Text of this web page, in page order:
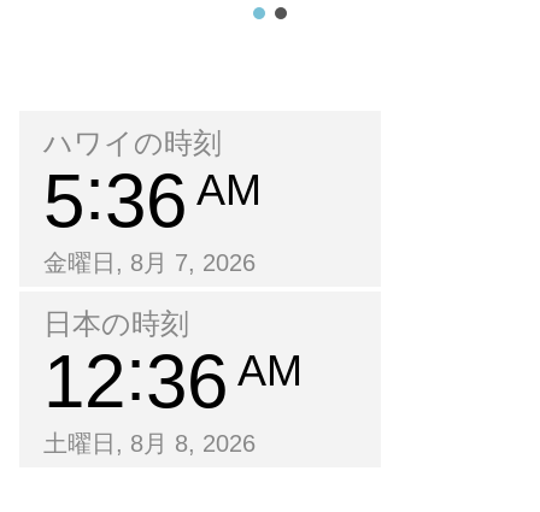
ハワイの時刻
5 36 AM
金曜日, 8月 7, 2026
日本の時刻
12 36 AM
土曜日, 8月 8, 2026